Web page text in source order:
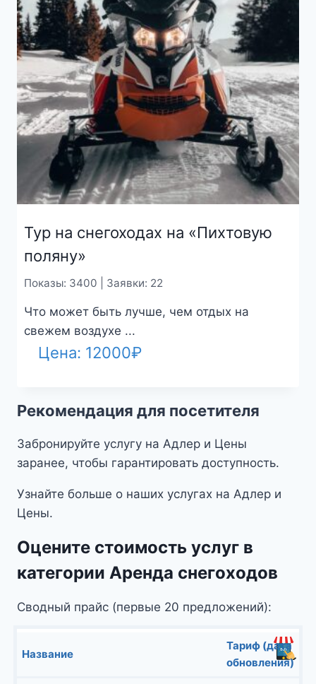
Тур на снегоходах на «Пихтовую
поляну»
Показы: 3400 | Заявки: 22
Что может быть лучше, чем отдых на
свежем воздухе ...
Цена: 12000₽
Рекомендация для посетителя
Забронируйте услугу на Адлер и Цены
заранее, чтобы гарантировать доступность.
Узнайте больше о наших услугах на Адлер и
Цены.
Оцените стоимость услуг в
категории Аренда снегоходов
Сводный прайс (первые 20 предложений):
Название
Тариф (дата
обновления)